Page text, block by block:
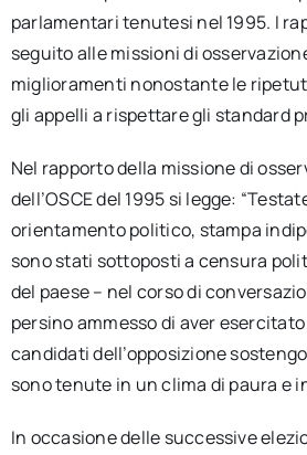
parlamentari tenutesi nel 1995. I
seguito alle missioni di
miglioramenti nonostante le
gli appelli a rispettare gli standard
Nel rapporto della missione di
dell’OSCE del 1995 si legge:
orientamento politico, stampa
sono stati sottoposti a censura
del paese – nel corso di
persino ammesso di aver
candidati dell’opposizione
sono tenute in un clima di paura e
In occasione delle successive